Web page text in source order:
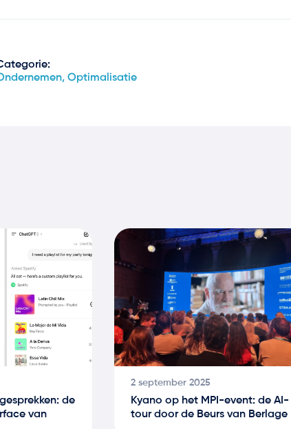
Optimalisatie
de
van
2 september 2025
Kyano op het MPI-event: de AI-
tour door de Beurs van Berlage